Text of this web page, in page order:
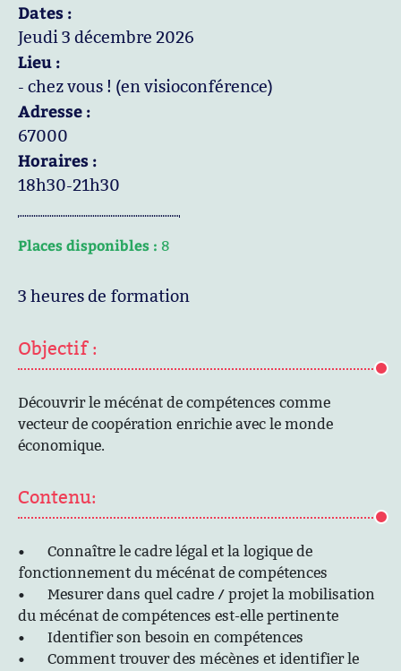
Dates :
Jeudi 3 décembre 2026
Lieu :
- chez vous ! (en visioconférence)
Adresse :
67000
Horaires :
18h30-21h30
Places disponibles : 8
3 heures de formation
Objectif :
Découvrir le mécénat de compétences comme
vecteur de coopération enrichie avec le monde
économique.
Contenu:
• Connaître le cadre légal et la logique de
fonctionnement du mécénat de compétences
• Mesurer dans quel cadre / projet la mobilisation
du mécénat de compétences est-elle pertinente
• Identifier son besoin en compétences
• Comment trouver des mécènes et identifier le